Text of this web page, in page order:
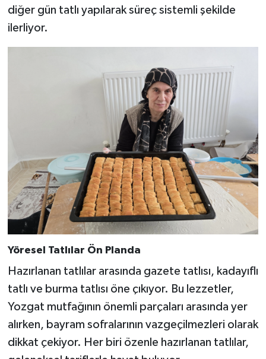
diğer gün tatlı yapılarak süreç sistemli şekilde
ilerliyor.
Yöresel Tatlılar Ön Planda
Hazırlanan tatlılar arasında gazete tatlısı, kadayıflı
tatlı ve burma tatlısı öne çıkıyor. Bu lezzetler,
Yozgat mutfağının önemli parçaları arasında yer
alırken, bayram sofralarının vazgeçilmezleri olarak
dikkat çekiyor. Her biri özenle hazırlanan tatlılar,